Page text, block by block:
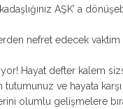
AŞK’ a
nefret edecek
Hayat defter kalem
ve hayata
olumlu gelişmelere